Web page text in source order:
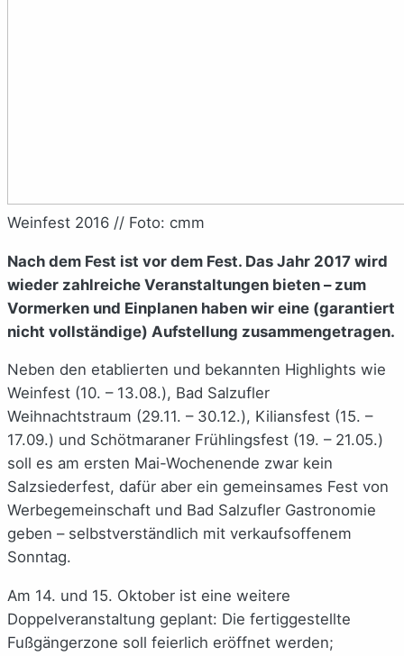
Weinfest 2016 // Foto: cmm
Nach dem Fest ist vor dem Fest. Das Jahr 2017 wird
wieder zahlreiche Veranstaltungen bieten – zum
Vormerken und Einplanen haben wir eine (garantiert
nicht vollständige) Aufstellung zusammengetragen.
Neben den etablierten und bekannten Highlights wie
Weinfest (10. – 13.08.), Bad Salzufler
Weihnachtstraum (29.11. – 30.12.), Kiliansfest (15. –
17.09.) und Schötmaraner Frühlingsfest (19. – 21.05.)
soll es am ersten Mai-Wochenende zwar kein
Salzsiederfest, dafür aber ein gemeinsames Fest von
Werbegemeinschaft und Bad Salzufler Gastronomie
geben – selbstverständlich mit verkaufsoffenem
Sonntag.
Am 14. und 15. Oktober ist eine weitere
Doppelveranstaltung geplant: Die fertiggestellte
Fußgängerzone soll feierlich eröffnet werden;